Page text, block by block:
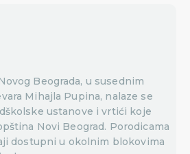
Beograda, u susednim
Mihajla Pupina, nalaze se
ustanove i vrtići koje
Novi Beograd. Porodicama
dostupni u okolnim blokovima